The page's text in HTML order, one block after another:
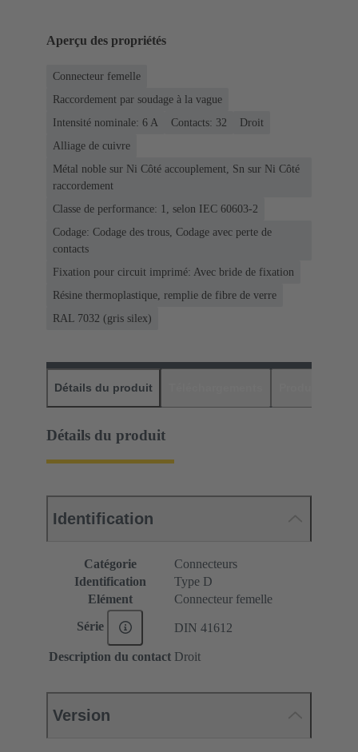
Aperçu des propriétés
Connecteur femelle
Raccordement par soudage à la vague
Intensité nominale: ‌6 A
Contacts: 32
Droit
Alliage de cuivre
Métal noble sur Ni Côté accouplement, Sn sur Ni Côté
raccordement
Classe de performance: 1, selon IEC 60603-2
Codage: Codage des trous, Codage avec perte de
contacts
Fixation pour circuit imprimé: Avec bride de fixation
Résine thermoplastique, remplie de fibre de verre
RAL 7032 (gris silex)
Détails du produit
Détails du produit
Identification
Catégorie
Connecteurs
Identification
Type D
Elément
Connecteur femelle
Série DIN 41612
Description du contact Droit
Version